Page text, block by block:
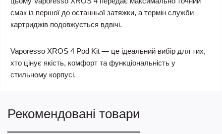
смак із першої до останньої затяжки, а термін служби
картриджів подовжується вдвічі.
Vaporesso XROS 4 Pod Kit — це ідеальний вибір для тих,
хто цінує якість, комфорт та функціональність у
стильному корпусі.
Рекомендовані товари